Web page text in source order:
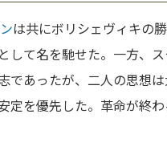
は共にボリシェヴィキの
として名を馳せた。一方、
であったが、二人の思想
定を優先した。革命が終